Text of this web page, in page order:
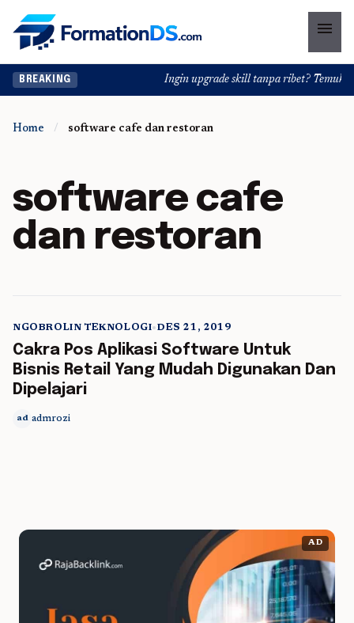
menu
BREAKING Ingin upgrade skill tanpa ribet?
Home / software cafe dan restoran
software cafe
dan restoran
5 min read
NGOBROLIN TEKNOLOGI•DES 21, 2019
Cakra Pos Aplikasi Software Untuk
Bisnis Retail Yang Mudah Digunakan Dan
Dipelajari
ad admrozi
AD